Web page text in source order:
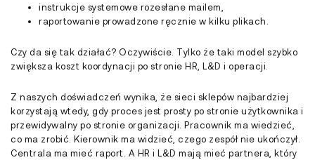
instrukcje systemowe rozesłane mailem,
raportowanie prowadzone ręcznie w kilku plikach.
Czy da się tak działać? Oczywiście. Tylko że taki model szybko
zwiększa koszt koordynacji po stronie HR, L&D i operacji.
Z naszych doświadczeń wynika, że sieci sklepów najbardziej
korzystają wtedy, gdy proces jest prosty po stronie użytkownika i
przewidywalny po stronie organizacji. Pracownik ma wiedzieć,
co ma zrobić. Kierownik ma widzieć, czego zespół nie ukończył.
Centrala ma mieć raport. A HR i L&D mają mieć partnera, który